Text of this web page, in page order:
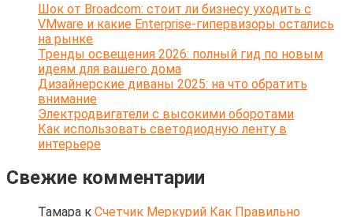
Шок от Broadcom: стоит ли бизнесу уходить с
VMware и какие Enterprise-гипервизоры остались
на рынке
Тренды освещения 2026: полный гид по новым
идеям для вашего дома
Дизайнерские диваны 2025: на что обратить
внимание
Электродвигатели с высокими оборотами
Как использовать светодиодную ленту в
интерьере
Свежие комментарии
Тамара к Счетчик Меркурий Как Правильно